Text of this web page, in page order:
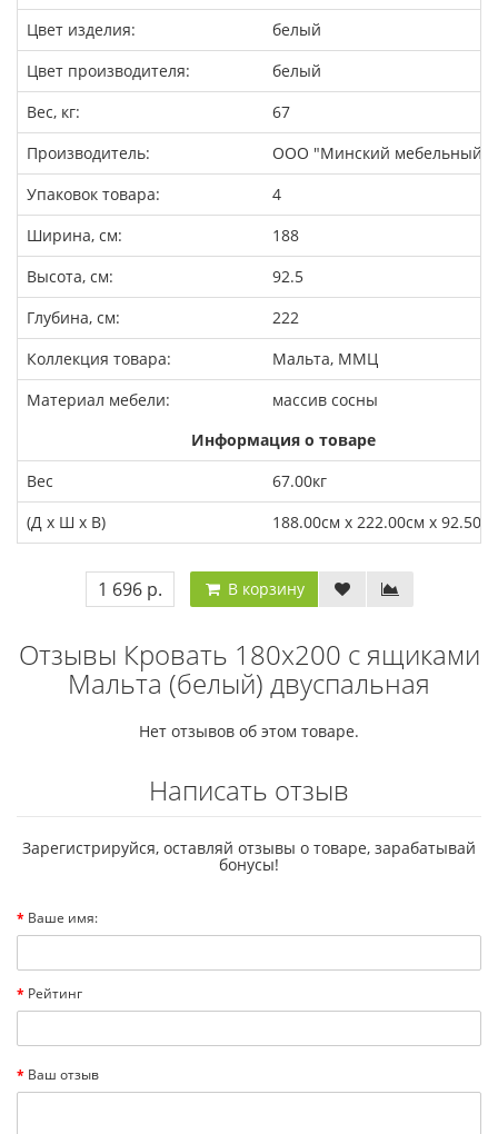
Цвет изделия:
белый
Цвет производителя:
белый
Вес, кг:
67
Производитель:
ООО "Минский мебельный
Упаковок товара:
4
Ширина, см:
188
Высота, см:
92.5
Глубина, см:
222
Коллекция товара:
Мальта, ММЦ
Материал мебели:
массив сосны
Информация о товаре
Вес
67.00кг
(Д x Ш x В)
188.00см x 222.00см x
1 696 р. В корзину
Отзывы Кровать 180х200 с ящиками
Мальта (белый) двуспальная
Нет отзывов об этом товаре.
Написать отзыв
Зарегистрируйся, оставляй отзывы о товаре, зарабатывай
бонусы!
Ваше имя:
Рейтинг
Ваш отзыв